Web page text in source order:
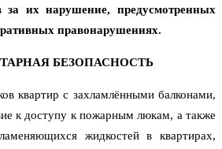
за их нарушение, предусмотренных
правонарушениях.
БЕЗОПАСНОСТЬ
квартир с захламлёнными балконами,
к доступу к пожарным люкам, а также
жидкостей в квартирах,